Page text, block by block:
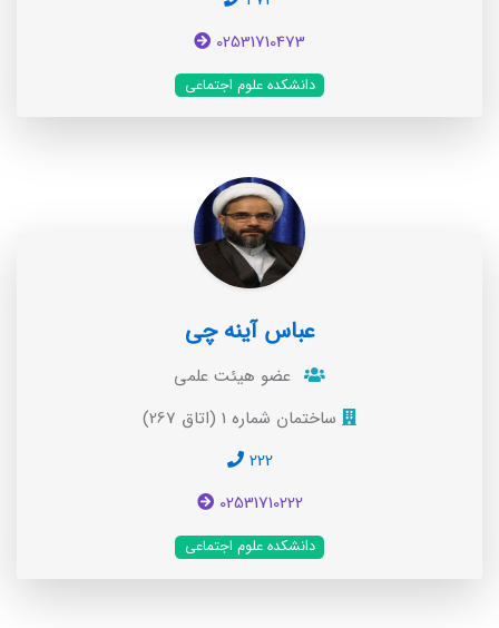
02531710473
دانشکده علوم اجتماعی
عباس آینه چی
عضو هیئت علمی
ساختمان شماره 1 (اتاق 267)
222
02531710222
دانشکده علوم اجتماعی